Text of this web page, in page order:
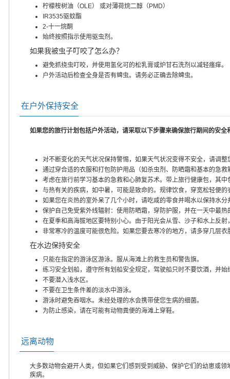
柠檬桉树油（OLE） 或对薄荷烷二醇（PMD）
IR3535驱蚊酯
2-十一烷酮
始终按照指示使用驱虫剂。
如果我被虫子叮咬了怎么办？
避免抓挠虫叮咬，并使用氢化可的松乳膏或炉甘石洗剂以减轻瘙痒。
户外活动后检查全身是否有蜱虫。请务必正确去除蜱虫。
在户外保持安全
如果您的旅行计划包括户外活动，请采取以下步骤来确保旅行期间的安全
对不断变化的天气状况保持警惕，如果天气状况变得不安全，请调整
通过穿合适的衣服和打包防护用品（如杀虫剂、防晒霜和基本的急救
考虑在旅行前学习基本的急救和心肺复苏术。带上旅行健康包，其
与热有关的疾病，如中暑，可能是致命的。规律饮食，穿宽松轻便
如果您在炎热的室外呆了几个小时，请吃咸的零食并喝水以保持水
保护自己免受紫外线辐射：使用防晒霜，穿防护服，并在一天中最热
在夏季和高海拔地区要特别小心。由于阳光会从雪、沙子和水上反
非常寒冷的温度可能很危险。如果您要去寒冷的地方，请多穿几层
在水边保持安全
只能在指定的游泳区游泳。服从海滩上的救生员和警告旗。
练习安全划船，遵守所有划船安全规定，驾驶船只时不要饮酒，并始
不要潜入浅水区。
不要在卫生条件差的淡水中游泳。
游泳时避免吞咽水。未经处理的水会携带使您生病的细菌。
为防止感染，请在可能有动物粪便的海滩上穿鞋。
远离动物
大多数动物会避开人类，但如果它们感到受到威胁、保护它们的幼崽或
疾病。